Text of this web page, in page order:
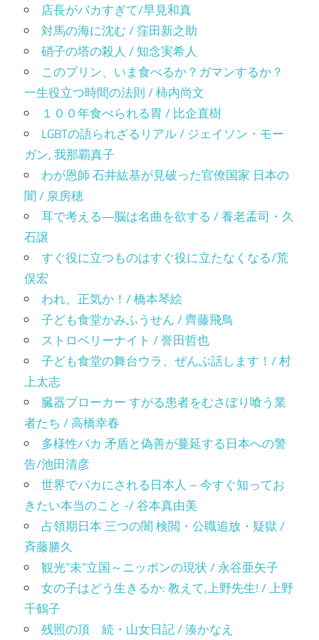
店長がバカすぎて/早見和真
対馬の海に沈む / 窪田新之助
硝子の塔の殺人 / 知念実希人
このプリン、いま食べるか？ガマンするか？
一生役立つ時間の法則 / 柿内尚文
１００年食べられる胃 / 比企直樹
LGBTの語られざるリアル / ジェイソン・モー
ガン, 我那覇真子
わが恩師 石井紘基が見破った官僚国家 日本の
闇 / 泉房穂
耳で考える―脳は名曲を欲する / 養老孟司・久
石譲
すぐ役に立つものはすぐ役に立たなくなる/荒
俣宏
われ、正気か！/ 橋本琴絵
子ども食堂かみふうせん / 齊藤飛鳥
ストロベリーナイト / 誉田哲也
子ども食堂の舞台ウラ、ぜんぶ話します！/ 村
上太志
臓器ブローカー すがる患者をむさぼり喰う業
者たち / 高橋幸春
多様性バカ 矛盾と偽善が蔓延する日本への警
告/池田清彦
世界でバカにされる日本人 – 今すぐ知ってお
きたい本当のこと -/ 谷本真由美
占領期日本 三つの闇 検閲・公職追放・疑獄 /
斉藤勝久
観光”未”立国～ニッポンの現状 / 永谷亜矢子
女の子はどう生きるか: 教えて,上野先生! / 上野
千鶴子
残照の頂 続・山女日記 / 湊かなえ